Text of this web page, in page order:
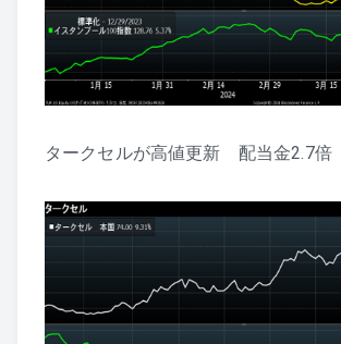
タークセルが高値更新 配当金2.7倍